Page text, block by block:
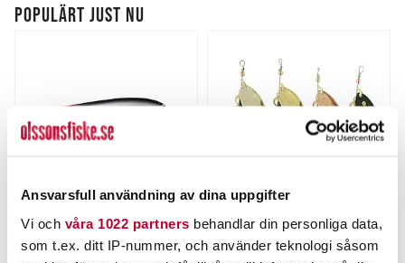
Ansvarsfull användning av dina uppgifter
Vi och våra 1022 partners behandlar din personliga data,
som t.ex. ditt IP-nummer, och använder teknologi såsom
POPULÄRT JUST NU
KARIKKO
Karikko 15cm 24g.
MYRAN
MIRA 15g